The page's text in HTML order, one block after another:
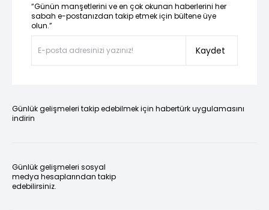
“Günün manşetlerini ve en çok okunan haberlerini her
sabah e-postanızdan takip etmek için bültene üye
olun.”
Kaydet
Günlük gelişmeleri takip edebilmek için habertürk uygulamasını
indirin
Günlük gelişmeleri sosyal
medya hesaplarından takip
edebilirsiniz.